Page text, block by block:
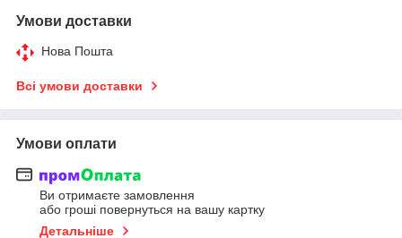
Умови доставки
Нова Пошта
Всі умови доставки
Умови оплати
Ви отримаєте замовлення
або гроші повернуться на вашу картку
Детальніше